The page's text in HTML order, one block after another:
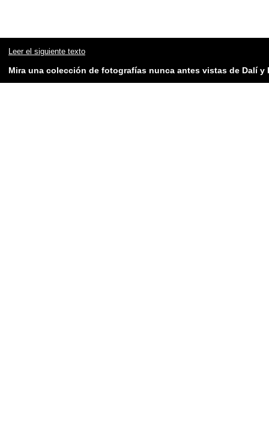
Leer el siguiente texto
Mira una colección de fotografías nunca antes vistas de Dalí y